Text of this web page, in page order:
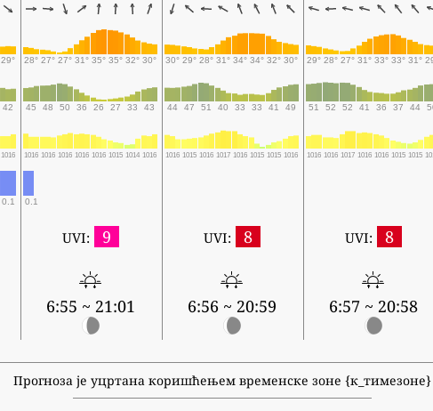
29° 28° 27° 27° 31° 35° 35° 32° 30° 30° 29° 28° 31° 34° 34° 32° 30° 29° 28° 27° 31° 33° 33° 31°
42 45 48 50 36 26 27 33 43 44 47 51 40 33 33 41 49 51 52 52 41 36 37 44
1016 1016 1016 1016 1016 1016 1015 1014 1016 1016 1015 1016 1017 1016 1015 1015 1016 1016 1016 1017 1016 1016 1015 1015
0.1 0.1
UVI: 9
6:55 ~ 21:01
UVI: 8
6:56 ~ 20:59
UVI: 8
6:57 ~ 20:58
Прогноза је уцртана коришћењем временске зоне {к_тимезоне}